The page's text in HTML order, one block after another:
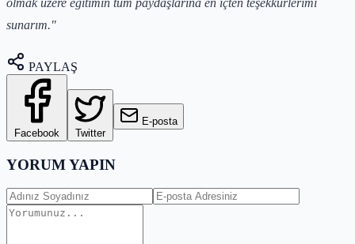
sunarım."
PAYLAŞ
Facebook Twitter
E-posta
YORUM YAPIN